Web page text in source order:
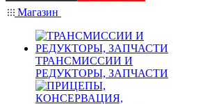
Магазин
ТРАНСМИССИИ И
РЕДУКТОРЫ, ЗАПЧАСТИ